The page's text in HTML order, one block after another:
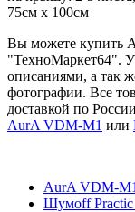
75см х 100см
Вы можете купить
"ТехноМаркет64".
описаниями, а так
фотографии. Все
доставкой по
AurA VDM-M1 или
AurA VDM-M1
Шумоff